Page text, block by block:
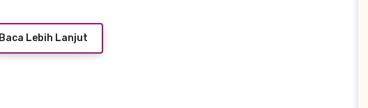
Baca Lebih Lanjut